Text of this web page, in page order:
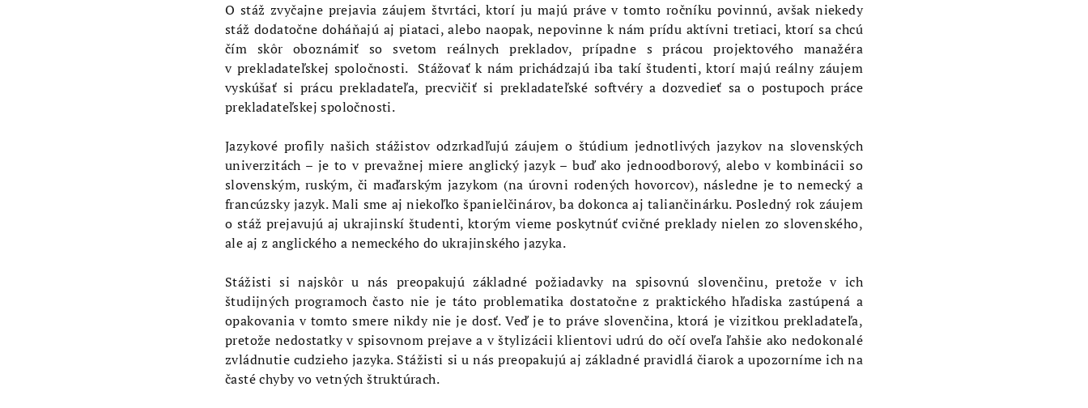
O stáž zvyčajne prejavia záujem štvrtáci, ktorí ju majú práve v tomto ročníku povinnú, avšak niekedy
stáž dodatočne doháňajú aj piataci, alebo naopak, nepovinne k nám prídu aktívni tretiaci, ktorí sa chcú
čím skôr oboznámiť so svetom reálnych prekladov, prípadne s prácou projektového manažéra
v prekladateľskej spoločnosti. Stážovať k nám prichádzajú iba takí študenti, ktorí majú reálny záujem
vyskúšať si prácu prekladateľa, precvičiť si prekladateľské softvéry a dozvedieť sa o postupoch práce
prekladateľskej spoločnosti.
Jazykové profily našich stážistov odzrkadľujú záujem o štúdium jednotlivých jazykov na slovenských
univerzitách – je to v prevažnej miere anglický jazyk – buď ako jednoodborový, alebo v kombinácii so
slovenským, ruským, či maďarským jazykom (na úrovni rodených hovorcov), následne je to nemecký a
francúzsky jazyk. Mali sme aj niekoľko španielčinárov, ba dokonca aj taliančinárku. Posledný rok záujem
o stáž prejavujú aj ukrajinskí študenti, ktorým vieme poskytnúť cvičné preklady nielen zo slovenského,
ale aj z anglického a nemeckého do ukrajinského jazyka.
Stážisti si najskôr u nás preopakujú základné požiadavky na spisovnú slovenčinu, pretože v ich
študijných programoch často nie je táto problematika dostatočne z praktického hľadiska zastúpená a
opakovania v tomto smere nikdy nie je dosť. Veď je to práve slovenčina, ktorá je vizitkou prekladateľa,
pretože nedostatky v spisovnom prejave a v štylizácii klientovi udrú do očí oveľa ľahšie ako nedokonalé
zvládnutie cudzieho jazyka. Stážisti si u nás preopakujú aj základné pravidlá čiarok a upozorníme ich na
časté chyby vo vetných štruktúrach.